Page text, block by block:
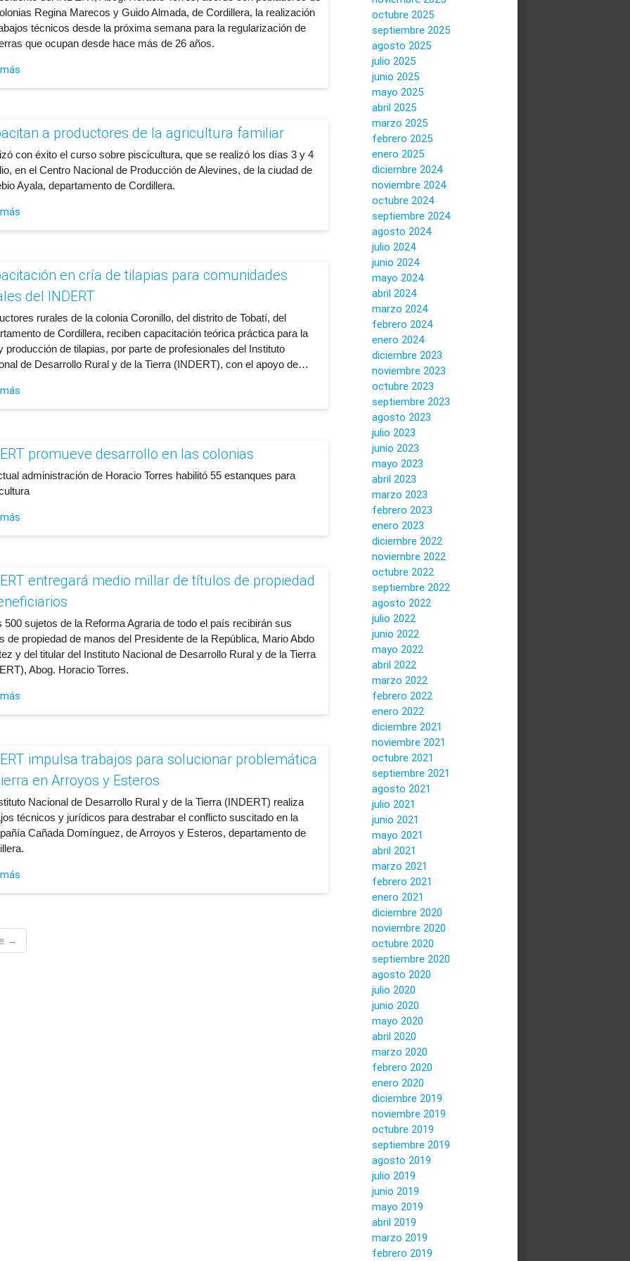
Regina Marecos y Guido Almada, de Cordillera, la realización
técnicos desde la próxima semana para la regularización de
que ocupan desde hace más de 26 años.
a productores de la agricultura familiar
con éxito el curso sobre piscicultura, que se realizó los días 3 y 4
en el Centro Nacional de Producción de Alevines, de la ciudad de
Ayala, departamento de Cordillera.
en cría de tilapias para comunidades
del INDERT
rurales de la colonia Coronillo, del distrito de Tobatí, del
de Cordillera, reciben capacitación teórica práctica para la
producción de tilapias, por parte de profesionales del Instituto
de Desarrollo Rural y de la Tierra (INDERT), con el apoyo de…
promueve desarrollo en las colonias
administración de Horacio Torres habilitó 55 estanques para
entregará medio millar de títulos de propiedad
500 sujetos de la Reforma Agraria de todo el país recibirán sus
de propiedad de manos del Presidente de la República, Mario Abdo
y del titular del Instituto Nacional de Desarrollo Rural y de la Tierra
Abog. Horacio Torres.
impulsa trabajos para solucionar problemática
en Arroyos y Esteros
Nacional de Desarrollo Rural y de la Tierra (INDERT) realiza
técnicos y jurídicos para destrabar el conflicto suscitado en la
Cañada Domínguez, de Arroyos y Esteros, departamento de
→
octubre 2025
septiembre 2025
agosto 2025
julio 2025
junio 2025
mayo 2025
abril 2025
marzo 2025
febrero 2025
enero 2025
diciembre 2024
noviembre 2024
octubre 2024
septiembre 2024
agosto 2024
julio 2024
junio 2024
mayo 2024
abril 2024
marzo 2024
febrero 2024
enero 2024
diciembre 2023
noviembre 2023
octubre 2023
septiembre 2023
agosto 2023
julio 2023
junio 2023
mayo 2023
abril 2023
marzo 2023
febrero 2023
enero 2023
diciembre 2022
noviembre 2022
octubre 2022
septiembre 2022
agosto 2022
julio 2022
junio 2022
mayo 2022
abril 2022
marzo 2022
febrero 2022
enero 2022
diciembre 2021
noviembre 2021
octubre 2021
septiembre 2021
agosto 2021
julio 2021
junio 2021
mayo 2021
abril 2021
marzo 2021
febrero 2021
enero 2021
diciembre 2020
noviembre 2020
octubre 2020
septiembre 2020
agosto 2020
julio 2020
junio 2020
mayo 2020
abril 2020
marzo 2020
febrero 2020
enero 2020
diciembre 2019
noviembre 2019
octubre 2019
septiembre 2019
agosto 2019
julio 2019
junio 2019
mayo 2019
abril 2019
marzo 2019
febrero 2019